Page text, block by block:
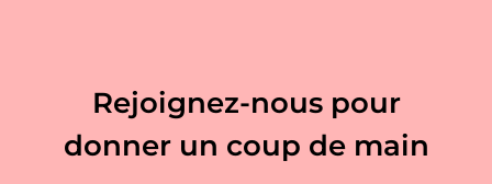
Rejoignez-nous pour
donner un coup de main